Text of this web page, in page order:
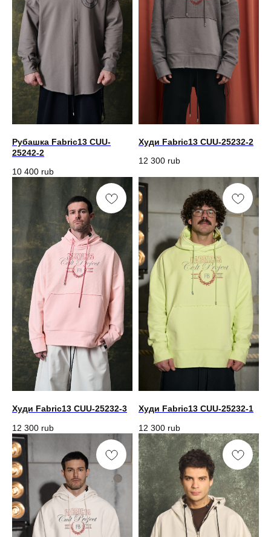
Рубашка Fabric13 CUU-
25242-2
10 400 rub
Худи Fabric13 CUU-25232-2
12 300 rub
Худи Fabric13 CUU-25232-3
12 300 rub
Худи Fabric13 CUU-25232-1
12 300 rub